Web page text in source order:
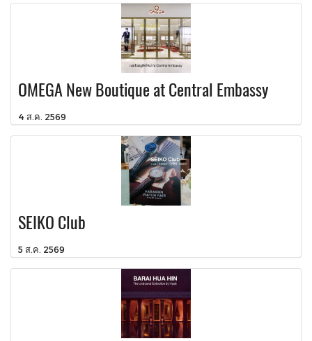
OMEGA New Boutique at Central Embassy
4 ส.ค. 2569
SEIKO Club
5 ส.ค. 2569